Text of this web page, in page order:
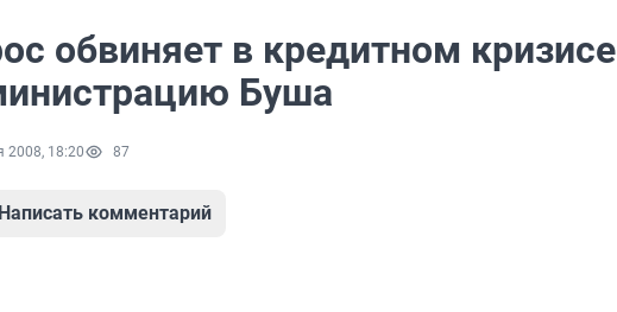
обвиняет в кредитном кризисе
Буша
2008, 18:20 87
Написать комментарий